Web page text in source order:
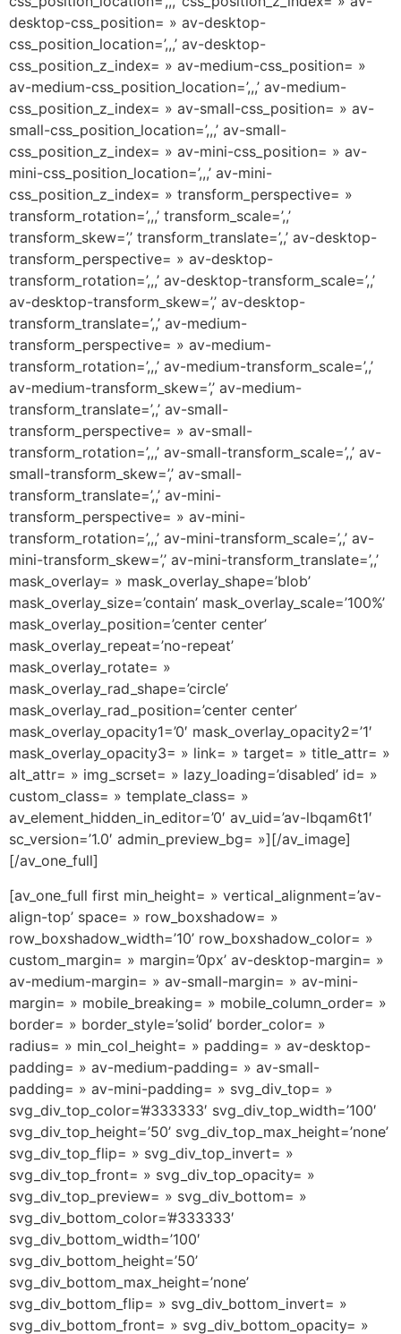
desktop-css_position= » av-desktop-
css_position_location=’,,,’ av-desktop-
css_position_z_index= » av-medium-css_position= »
av-medium-css_position_location=’,,,’ av-medium-
css_position_z_index= » av-small-css_position= » av-
small-css_position_location=’,,,’ av-small-
css_position_z_index= » av-mini-css_position= » av-
mini-css_position_location=’,,,’ av-mini-
css_position_z_index= » transform_perspective= »
transform_rotation=’,,,’ transform_scale=’,,’
transform_skew=’,’ transform_translate=’,,’ av-desktop-
transform_perspective= » av-desktop-
transform_rotation=’,,,’ av-desktop-transform_scale=’,,’
av-desktop-transform_skew=’,’ av-desktop-
transform_translate=’,,’ av-medium-
transform_perspective= » av-medium-
transform_rotation=’,,,’ av-medium-transform_scale=’,,’
av-medium-transform_skew=’,’ av-medium-
transform_translate=’,,’ av-small-
transform_perspective= » av-small-
transform_rotation=’,,,’ av-small-transform_scale=’,,’ av-
small-transform_skew=’,’ av-small-
transform_translate=’,,’ av-mini-
transform_perspective= » av-mini-
transform_rotation=’,,,’ av-mini-transform_scale=’,,’ av-
mini-transform_skew=’,’ av-mini-transform_translate=’,,’
mask_overlay= » mask_overlay_shape=’blob’
mask_overlay_size=’contain’ mask_overlay_scale=’100%’
mask_overlay_position=’center center’
mask_overlay_repeat=’no-repeat’
mask_overlay_rotate= »
mask_overlay_rad_shape=’circle’
mask_overlay_rad_position=’center center’
mask_overlay_opacity1=’0′ mask_overlay_opacity2=’1′
mask_overlay_opacity3= » link= » target= » title_attr= »
alt_attr= » img_scrset= » lazy_loading=’disabled’ id= »
custom_class= » template_class= »
av_element_hidden_in_editor=’0′ av_uid=’av-lbqam6t1′
sc_version=’1.0′ admin_preview_bg= »][/av_image]
[/av_one_full]
[av_one_full first min_height= » vertical_alignment=’av-
align-top’ space= » row_boxshadow= »
row_boxshadow_width=’10’ row_boxshadow_color= »
custom_margin= » margin=’0px’ av-desktop-margin= »
av-medium-margin= » av-small-margin= » av-mini-
margin= » mobile_breaking= » mobile_column_order= »
border= » border_style=’solid’ border_color= »
radius= » min_col_height= » padding= » av-desktop-
padding= » av-medium-padding= » av-small-
padding= » av-mini-padding= » svg_div_top= »
svg_div_top_color=’#333333′ svg_div_top_width=’100′
svg_div_top_height=’50’ svg_div_top_max_height=’none’
svg_div_top_flip= » svg_div_top_invert= »
svg_div_top_front= » svg_div_top_opacity= »
svg_div_top_preview= » svg_div_bottom= »
svg_div_bottom_color=’#333333′
svg_div_bottom_width=’100′
svg_div_bottom_height=’50’
svg_div_bottom_max_height=’none’
svg_div_bottom_flip= » svg_div_bottom_invert= »
svg_div_bottom_front= » svg_div_bottom_opacity= »